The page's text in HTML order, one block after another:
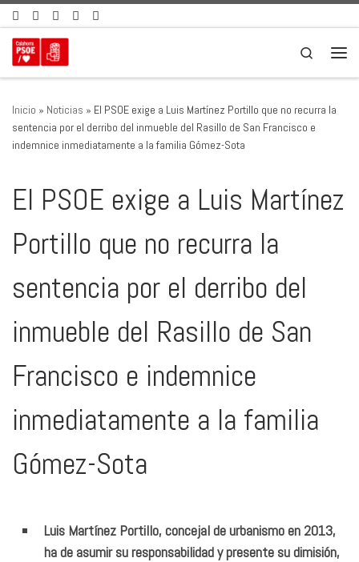
Saltar al contenido
Search
Inicio » Noticias » El PSOE exige a Luis Martínez Portillo que no recurra la
sentencia por el derribo del inmueble del Rasillo de San Francisco e
indemnice inmediatamente a la familia Gómez-Sota
El PSOE exige a Luis Martínez
Portillo que no recurra la
sentencia por el derribo del
inmueble del Rasillo de San
Francisco e indemnice
inmediatamente a la familia
Gómez-Sota
Luis Martínez Portillo, concejal de urbanismo en 2013,
ha de asumir su responsabilidad y presente su dimisión,